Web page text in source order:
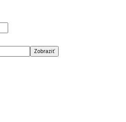
Zobraziť